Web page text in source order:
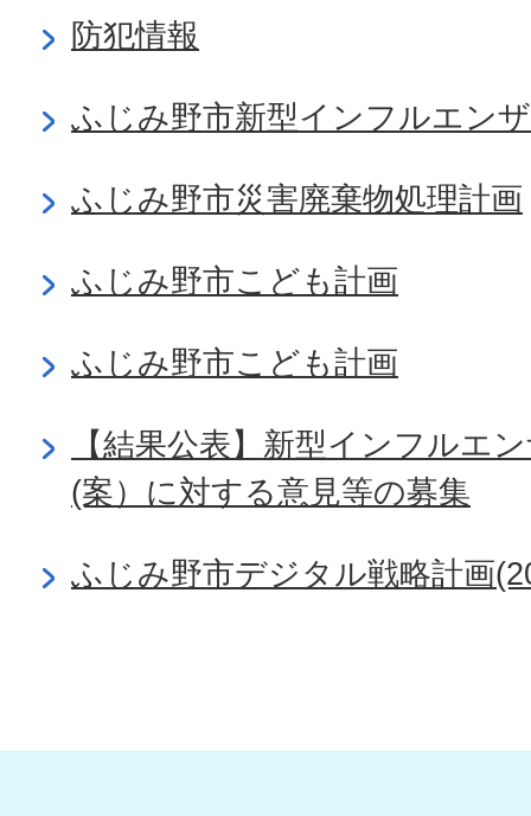
防犯情報
ふじみ野市新型インフルエン
ふじみ野市災害廃棄物処理計画
ふじみ野市こども計画
ふじみ野市こども計画
【結果公表】新型インフルエ
(案）に対する意見等の募集
ふじみ野市デジタル戦略計画